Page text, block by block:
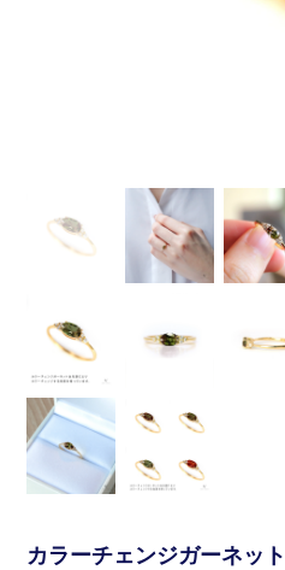
カラーチェンジガーネッ